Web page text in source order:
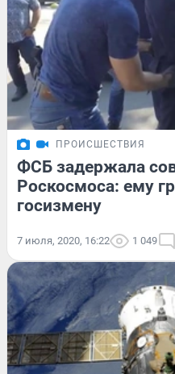
ПРОИСШЕСТВИЯ
ФСБ задержала
Роскосмоса: ему
госизмену
7 июля, 2020, 16:22 1 049